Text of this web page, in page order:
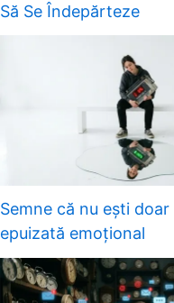
Să Se Îndepărteze
Semne că nu ești
epuizată emoțional